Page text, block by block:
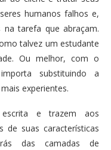
humanos falhos e,
tarefa que abraçam.
talvez um estudante
Ou melhor, com o
substituindo a
experientes.
e trazem aos
de suas características
das camadas de